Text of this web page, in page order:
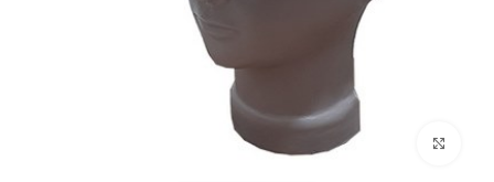
بزرگنمایی تصویر